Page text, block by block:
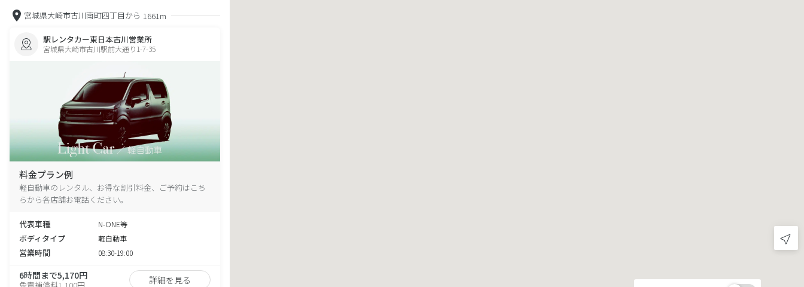
宮城県大崎市古川南町四丁目から 1661m
駅レンタカー東日本古川営業所
宮城県大崎市古川駅前大通り1-7-35
料金プラン例
軽自動車のレンタル、お得な割引料金、ご予約はこち
らから各店舗お電話ください。
代表車種 N-ONE等
ボディタイプ 軽自動車
営業時間 08:30-19:00
6時間まで5,170円
免責補償料1,100円 詳細を見る